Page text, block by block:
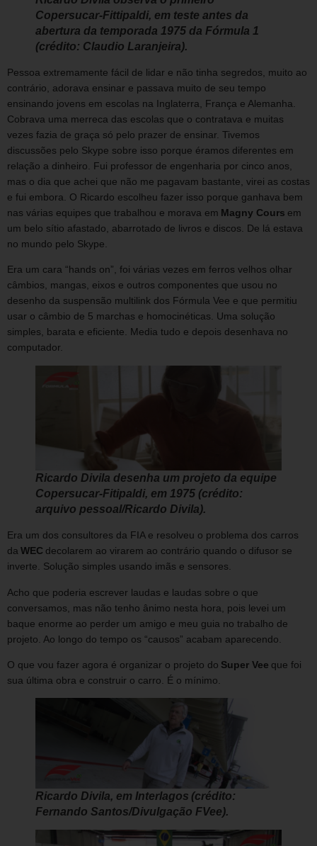
Copersucar-Fittipaldi, em teste antes da
abertura da temporada 1975 da Fórmula 1
(crédito: Claudio Laranjeira).
Pessoa extremamente fácil de lidar e não tinha segredos, muito ao
contrário, adorava ensinar e passava muito de seu tempo
ensinando jovens em escolas na Inglaterra, França e Alemanha.
Cobrava uma merreca das escolas que o contratava e muitas
vezes fazia de graça só pelo prazer de ensinar. Tivemos
discussões pelo Skype sobre isso porque éramos diferentes em
relação a dinheiro. Fui professor de engenharia por cinco anos,
mas o dia que achei que não me pagavam bastante, virei as costas
e fui embora. O Ricardo escolheu fazer isso porque ganhava bem
nas várias equipes que trabalhou e morava em Magny Cours em
um belo sítio afastado, abarrotado de livros e discos. De lá estava
no mundo pelo Skype.
Era um cara “hands on”, foi várias vezes em ferros velhos olhar
câmbios, mangas, eixos e outros componentes que usou no
desenho da suspensão multilink dos Fórmula Vee e que permitiu
usar o câmbio de 5 marchas e homocinéticas. Uma solução
simples, barata e eficiente. Media tudo e depois desenhava no
computador.
Ricardo Divila desenha um projeto da equipe
Copersucar-Fitipaldi, em 1975 (crédito:
arquivo pessoal/Ricardo Divila).
Era um dos consultores da FIA e resolveu o problema dos carros
daWEC decolarem ao virarem ao contrário quando o difusor se
inverte. Solução simples usando imãs e sensores.
Acho que poderia escrever laudas e laudas sobre o que
conversamos, mas não tenho ânimo nesta hora, pois levei um
baque enorme ao perder um amigo e meu guia no trabalho de
projeto. Ao longo do tempo os “causos” acabam aparecendo.
O que vou fazer agora é organizar o projeto do Super Vee que foi
sua última obra e construir o carro. É o mínimo.
Ricardo Divila, em Interlagos (crédito:
Fernando Santos/Divulgação FVee).